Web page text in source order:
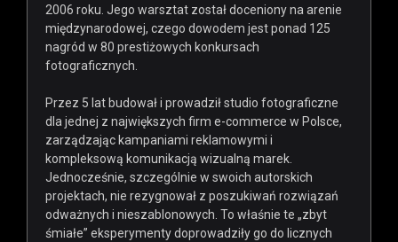
2006 roku. Jego warsztat został doceniony na arenie
międzynarodowej, czego dowodem jest ponad 125
nagród w 80 prestiżowych konkursach
fotograficznych.
Przez 5 lat budował i prowadził studio fotograficzne
dla jednej z największych firm e-commerce w Polsce,
zarządzając kampaniami reklamowymi i
kompleksową komunikacją wizualną marek.
Jednocześnie, szczególnie w swoich autorskich
projektach, nie rezygnował z poszukiwań rozwiązań
odważnych i nieszablonowych. To właśnie te „zbyt
śmiałe” eksperymenty doprowadziły go do licznych